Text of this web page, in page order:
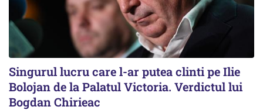
Singurul lucru care l-ar putea clinti pe Ilie
Bolojan de la Palatul Victoria. Verdictul lui
Bogdan Chirieac